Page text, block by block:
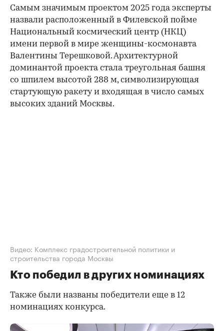
00:00 / 00:00
Самым значимым проектом 2025 года эксперты
назвали расположенный в Филевской пойме
Национальный космический центр (НКЦ)
имени первой в мире женщины-космонавта
Валентины Терешковой. Архитектурной
доминантой проекта стала треугольная башня
со шпилем высотой 288 м, символизирующая
стартующую ракету и входящая в число самых
высоких зданий Москвы.
Видео: Комплекс градостроительной политики и
строительства города Москвы
Кто победил в других номинациях
Также были названы победители еще в 12
номинациях конкурса.